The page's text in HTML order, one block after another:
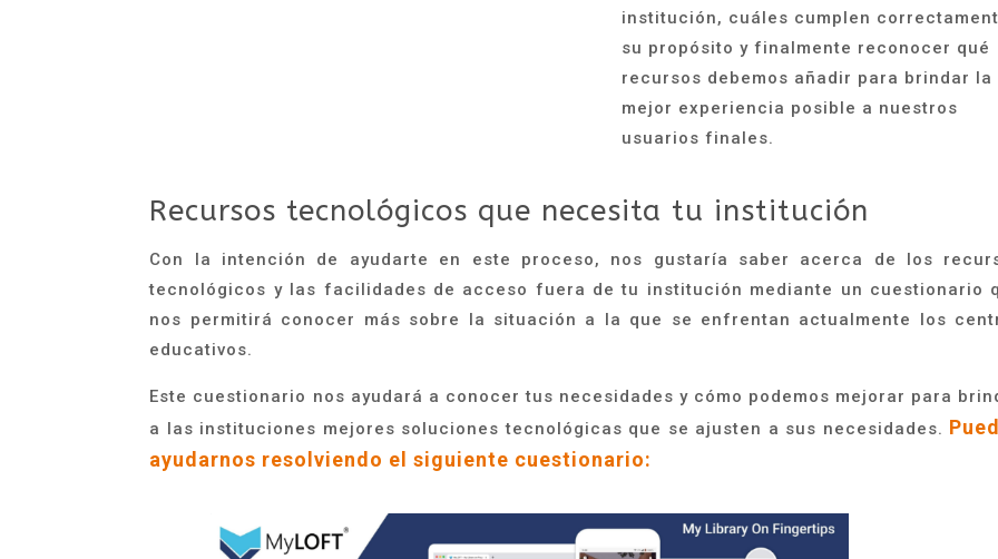
institución, cuáles cumplen
su propósito y finalmente reconocer qué
recursos debemos añadir para brindar la
mejor experiencia posible a nuestros
usuarios finales.
Recursos tecnológicos que necesita tu institución
Con la intención de ayudarte en este proceso, nos gustaría saber acerca de los
tecnológicos y las facilidades de acceso fuera de tu institución mediante un cuestionario
nos permitirá conocer más sobre la situación a la que se enfrentan actualmente los
educativos.
Este cuestionario nos ayudará a conocer tus necesidades y cómo podemos mejorar para
a las instituciones mejores soluciones tecnológicas que se ajusten a sus necesidades.
ayudarnos resolviendo el siguiente cuestionario: